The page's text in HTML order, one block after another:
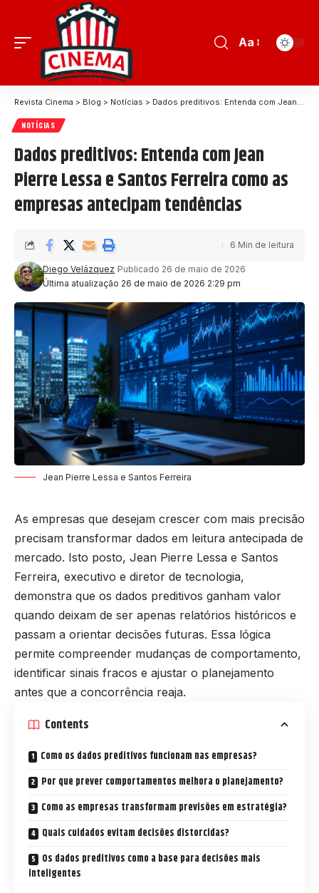
Aa
Revista Cinema > Blog > Notícias > Dados preditivos: Entenda com Jean Pierre Lessa e Santos Ferreira como as empresas antecipam tendências
NOTÍCIAS
Dados preditivos: Entenda com Jean
Pierre Lessa e Santos Ferreira como as
empresas antecipam tendências
Última atualização 26 de maio de 2026 2:29 pm
Diego Velázquez Publicado 26 de maio de 2026
6 Min de leitura
Jean Pierre Lessa e Santos Ferreira
As empresas que desejam crescer com mais precisão
precisam transformar dados em leitura antecipada de
mercado. Isto posto, Jean Pierre Lessa e Santos
Ferreira, executivo e diretor de tecnologia,
demonstra que os dados preditivos ganham valor
quando deixam de ser apenas relatórios históricos e
passam a orientar decisões futuras. Essa lógica
permite compreender mudanças de comportamento,
identificar sinais fracos e ajustar o planejamento
antes que a concorrência reaja.
Contents
Como os dados preditivos funcionam nas empresas?
Por que prever comportamentos melhora o planejamento?
Como as empresas transformam previsões em estratégia?
Quais cuidados evitam decisões distorcidas?
Os dados preditivos como a base para decisões mais
inteligentes